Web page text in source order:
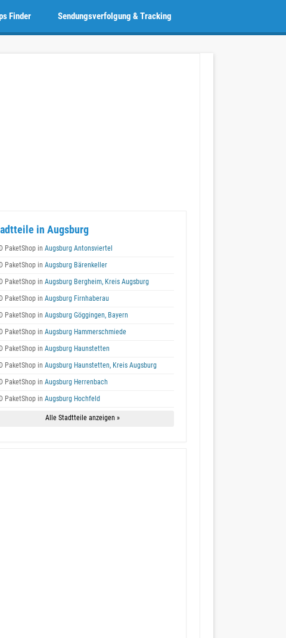
Sendungsverfolgung & Tracking
Finder
in Augsburg
PaketShop in Augsburg Antonsviertel
PaketShop in Augsburg Bärenkeller
PaketShop in Augsburg Bergheim, Kreis Augsburg
PaketShop in Augsburg Firnhaberau
PaketShop in Augsburg Göggingen, Bayern
PaketShop in Augsburg Hammerschmiede
PaketShop in Augsburg Haunstetten
PaketShop in Augsburg Haunstetten, Kreis Augsburg
PaketShop in Augsburg Herrenbach
PaketShop in Augsburg Hochfeld
Alle Stadtteile anzeigen »